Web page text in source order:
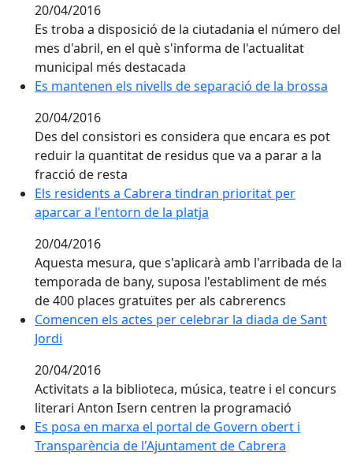
20/04/2016
Es troba a disposició de la ciutadania el número del
mes d'abril, en el què s'informa de l'actualitat
municipal més destacada
Es mantenen els nivells de separació de la brossa
Es mantenen els nivells de separació de la brossa
20/04/2016
Des del consistori es considera que encara es pot
reduir la quantitat de residus que va a parar a la
fracció de resta
Els residents a Cabrera tindran prioritat per aparcar
Els residents a Cabrera tindran prioritat per
aparcar a l'entorn de la platja
20/04/2016
Aquesta mesura, que s'aplicarà amb l'arribada de la
temporada de bany, suposa l'establiment de més
de 400 places gratuïtes per als cabrerencs
Comencen els actes per celebrar la diada de Sant
Comencen els actes per celebrar la diada de Sant
Jordi
20/04/2016
Activitats a la biblioteca, música, teatre i el concurs
literari Anton Isern centren la programació
Es posa en marxa el portal de Govern obert i
Es posa en marxa el portal de Govern obert i
Transparència de l'Ajuntament de Cabrera